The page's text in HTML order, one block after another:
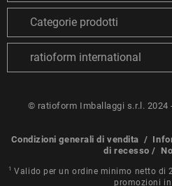
Categorie prodotti
ratioform international
© ratioform Imballaggi s.r.l. 2024
Condizioni generali di vendita /
di recesso /
1Valido per un ordine minimo netto di
promozioni in